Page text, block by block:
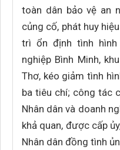
toàn dân bảo vệ an
củng cố, phát huy
trì ổn định tình
nghiệp Bình Minh,
Thơ, kéo giảm tình
ba tiêu chí; công tác
Nhân dân và doanh
khả quan, được cấp
Nhân dân đồng tình